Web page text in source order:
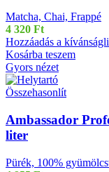
Matcha, Chai, Frappé
4 320 Ft
Hozzáadás a
Kosárba teszem
Gyors nézet
Összehasonlít
Ambassador
liter
Pürék, 100%